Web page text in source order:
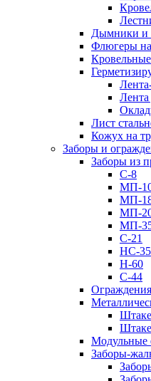
Дымники и
Флюгеры
Лист
Кожух на
Заборы и
Заборы из
С-8
МП-
МП-
МП-
МП-
С-21
НС-35
Н-60
С-44
Модульные
Заборы-